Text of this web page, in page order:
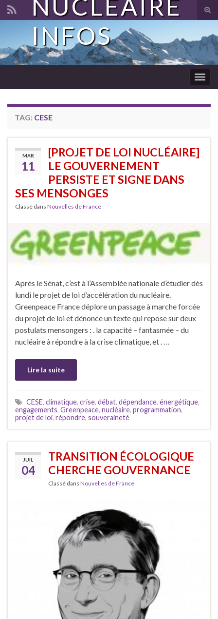
Search for:
NUCLÉAIRE
INFOS
TAG: CESE
MAR
11
[PROJET DE LOI NUCLÉAIRE]
LE GOUVERNEMENT
PERSISTE ET SIGNE DANS
SES MENSONGES
Classé dans Nouvelles de France
Après le Sénat, c’est à l’Assemblée nationale d’étudier dès
lundi le projet de loi d’accélération du nucléaire.
Greenpeace France déplore un passage à marche forcée
du projet de loi et dénonce un texte qui repose sur deux
postulats mensongers : . la capacité – fantasmée – du
nucléaire à répondre à la crise climatique, et . …
Lire la suite
CESE, climatique, crise, débat, dépendance, énergétique,
engagements, Greenpeace, nucléaire, programmation,
projet de loi, répondre, souveraineté
JUIL
04
TRANSITION ÉCOLOGIQUE
CHERCHE GOUVERNANCE
Classé dans Nouvelles de France